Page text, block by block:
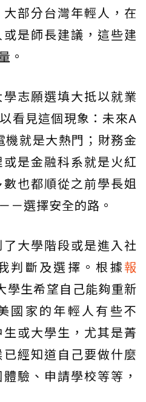
部分台灣年輕人，在
是師長建議，這些建
。
志願選填大抵以就業
看見這個現象：未來A
就是大熱門；財務金
是金融科系就是火紅
也都順從之前學長姐
－選擇安全的路。
大學階段或是進入社
判斷及選擇。根據報
學生希望自己能夠重新
國家的年輕人有些不
或大學生，尤其是菁
經知道自己要做什麼
驗、申請學校等等，